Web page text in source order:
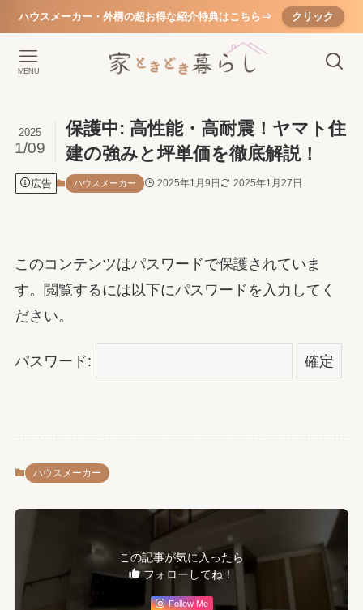
ハウスメーカー・外構の超お得な紹介特典はこちら⇒ クリック
MENU
保護中: 高性能・高耐震！ヤマト住
建の強みと坪単価を徹底解説！
2025
1/09
広告 ハウスメーカー 2025年1月9日 2025年1月27日
このコンテンツはパスワードで保護されていま
す。閲覧するには以下にパスワードを入力してく
ださい。
パスワード:
ハウスメーカー
この記事が気に入ったら
フォローしてね！
Follow Me